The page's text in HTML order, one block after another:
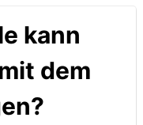
kann
dem